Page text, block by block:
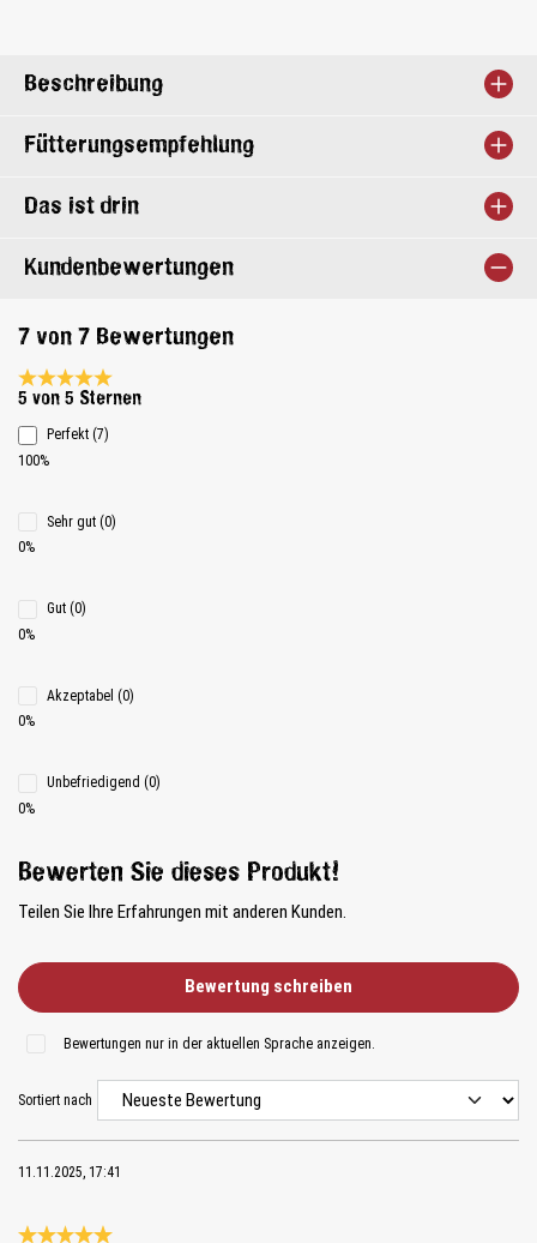
Beschreibung
Fütterungsempfehlung
Das ist drin
Kundenbewertungen
7 von 7 Bewertungen
Durchschnittliche Bewertung 5 von 5 Sternen
5 von 5 Sternen
Perfekt (7)
100%
Sehr gut (0)
0%
Gut (0)
0%
Akzeptabel (0)
0%
Unbefriedigend (0)
0%
Bewerten Sie dieses Produkt!
Teilen Sie Ihre Erfahrungen mit anderen Kunden.
Bewertung schreiben
Bewertungen nur in der aktuellen Sprache anzeigen.
Sortiert nach
11.11.2025, 17:41